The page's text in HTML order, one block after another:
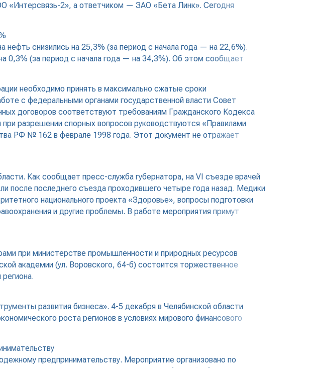
«Интерсвязь-2», а ответчиком — ЗАО «Бета Линк». Сегодня
снизились на 25,3% (за период с начала года — на 22,6%).
0,3% (за период с начала года — на 34,3%). Об этом сообщает
необходимо принять в максимально сжатые сроки
с федеральными органами государственной власти Совет
договоров соответствуют требованиям Гражданского Кодекса
разрешении спорных вопросов руководствуются «Правилами
РФ № 162 в феврале 1998 года. Этот документ не отражает
Как сообщает пресс-служба губернатора, на VI съезде врачей
после последнего съезда проходившего четыре года назад. Медики
национального проекта «Здоровье», вопросы подготовки
и другие проблемы. В работе мероприятия примут
при министерстве промышленности и природных ресурсов
академии (ул. Воровского, 64-б) состоится торжественное
развития бизнеса». 4-5 декабря в Челябинской области
роста регионов в условиях мирового финансового
предпринимательству. Мероприятие организовано по